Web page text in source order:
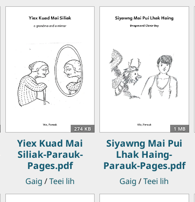
274 KB
Yiex Kuad Mai
Siliak-Parauk-
Pages.pdf
Gaig /Teei lih
1 MB
Siyawng Mai Pui
Lhak Haing-
Parauk-Pages.pdf
Gaig /Teei lih